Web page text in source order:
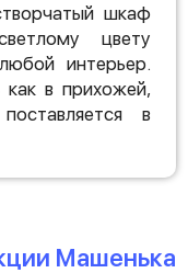
шкаф
цвету
интерьер.
в прихожей,
в
Машенька